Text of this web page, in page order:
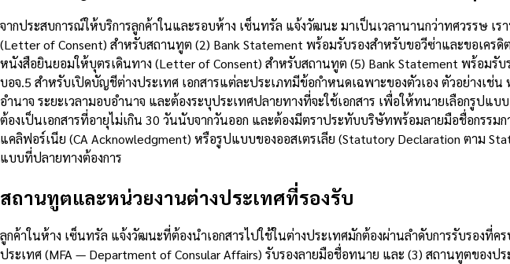
จากประสบการณ์ให้บริการลูกค้าในและรอบห้าง เซ็นทรัล แจ้งวัฒนะ มาเป็นเวลานานกว่าทศวรรษ
(Letter of Consent) สำหรับสถานทูต (2) Bank Statement พร้อมรับรองสำหรับขอวีซ่าและขอเค
หนังสือยินยอมให้บุตรเดินทาง (Letter of Consent) สำหรับสถานทูต (5) Bank Statement พร้อมรั
บอจ.5 สำหรับเปิดบัญชีต่างประเทศ เอกสารแต่ละประเภทมีข้อกำหนดเฉพาะของตัวเอง ตัวอย่างเ
อำนาจ ระยะเวลามอบอำนาจ และต้องระบุประเทศปลายทางที่จะใช้เอกสาร เพื่อให้ทนายเลือกรูป
ต้องเป็นเอกสารที่อายุไม่เกิน 30 วันนับจากวันออก และต้องมีตราประทับบริษัทพร้อมลายมือชื่อกรร
แคลิฟอร์เนีย (CA Acknowledgment) หรือรูปแบบของออสเตรเลีย (Statutory Declaration ตาม
แบบที่ปลายทางต้องการ
สถานทูตและหน่วยงานต่างประเทศที่รองรับ
ลูกค้าในห้าง เซ็นทรัล แจ้งวัฒนะที่ต้องนำเอกสารไปใช้ในต่างประเทศมักต้องผ่านลำดับการรับรองที่ค
ประเทศ (MFA — Department of Consular Affairs) รับรองลายมือชื่อทนาย และ (3) สถานทูตขอ